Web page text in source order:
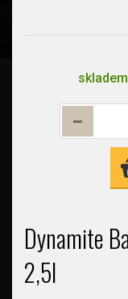
Dynamite
2,5l